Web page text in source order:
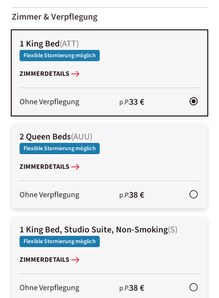
01-02
Zimmer & Verpflegung
1 King Bed(ATT)
Flexible Stornierung möglich
ZIMMERDETAILS
Ohne Verpflegung p.P.33 €
2 Queen Beds(AUU)
Flexible Stornierung möglich
ZIMMERDETAILS
Ohne Verpflegung p.P.38 €
1 King Bed, Studio Suite, Non-Smoking(S)
Flexible Stornierung möglich
ZIMMERDETAILS
Ohne Verpflegung p.P.38 €